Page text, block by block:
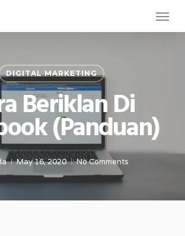
Menu
DIGITAL MARKETING
Beriklan Di
(Panduan)
May 16, 2020 No Comments